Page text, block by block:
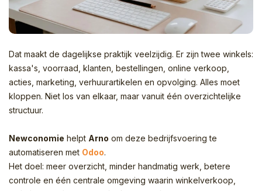
Dat maakt de dagelijkse praktijk veelzijdig. Er zijn twee winkels:
kassa's, voorraad, klanten, bestellingen, online verkoop,
acties, marketing, verhuurartikelen en opvolging. Alles moet
kloppen. Niet los van elkaar, maar vanuit één overzichtelijke
structuur.
Newconomie helpt Arno om deze bedrijfsvoering te
automatiseren met Odoo.
Het doel: meer overzicht, minder handmatig werk, betere
controle en één centrale omgeving waarin winkelverkoop,